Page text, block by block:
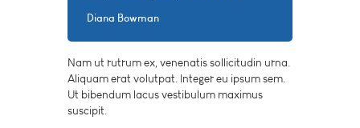
Diana Bowman
Nam ut rutrum ex, venenatis sollicitudin urna.
Aliquam erat volutpat. Integer eu ipsum sem.
Ut bibendum lacus vestibulum maximus
suscipit.